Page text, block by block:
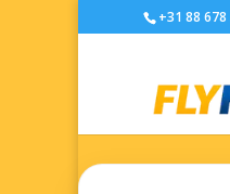
+31 88 678